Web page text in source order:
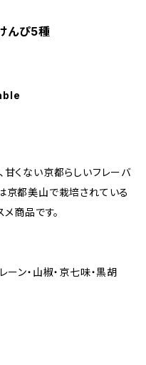
んぴ5種
甘くない京都らしいフレーバ
京都美山で栽培されている
メ商品です。
ン・山椒・京七味・黒胡